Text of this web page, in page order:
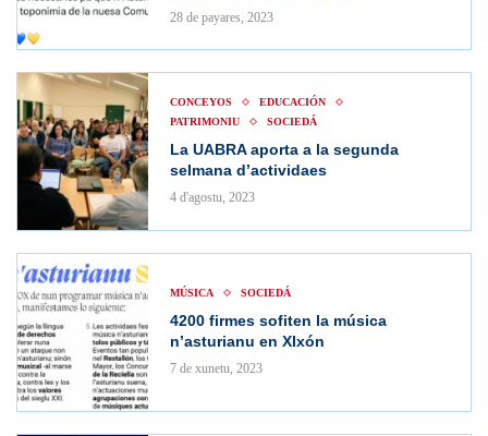
28 de payares, 2023
CONCEYOS
EDUCACIÓN
PATRIMONIU
SOCIEDÁ
La UABRA aporta a la segunda
selmana d’actividaes
4 d'agostu, 2023
MÚSICA SOCIEDÁ
4200 firmes sofiten la música
n’asturianu en XIxón
7 de xunetu, 2023